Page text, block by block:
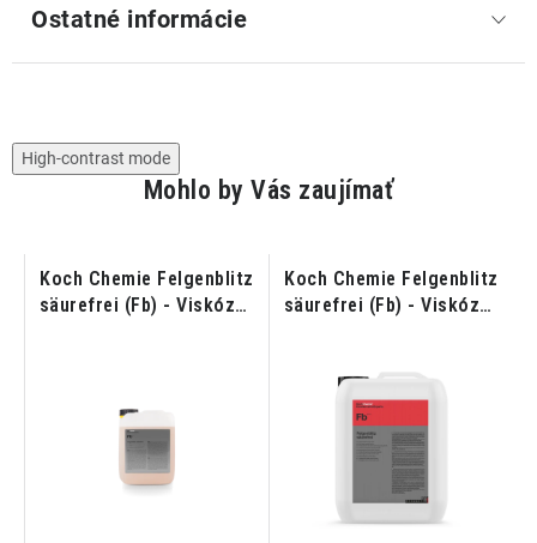
Ostatné informácie
High-contrast mode
Mohlo by Vás zaujímať
Koch Chemie Felgenblitz
säurefrei (Fb) - Viskózny
Koch Chemie Felgenblitz
säurefrei (Fb) - Viskózny